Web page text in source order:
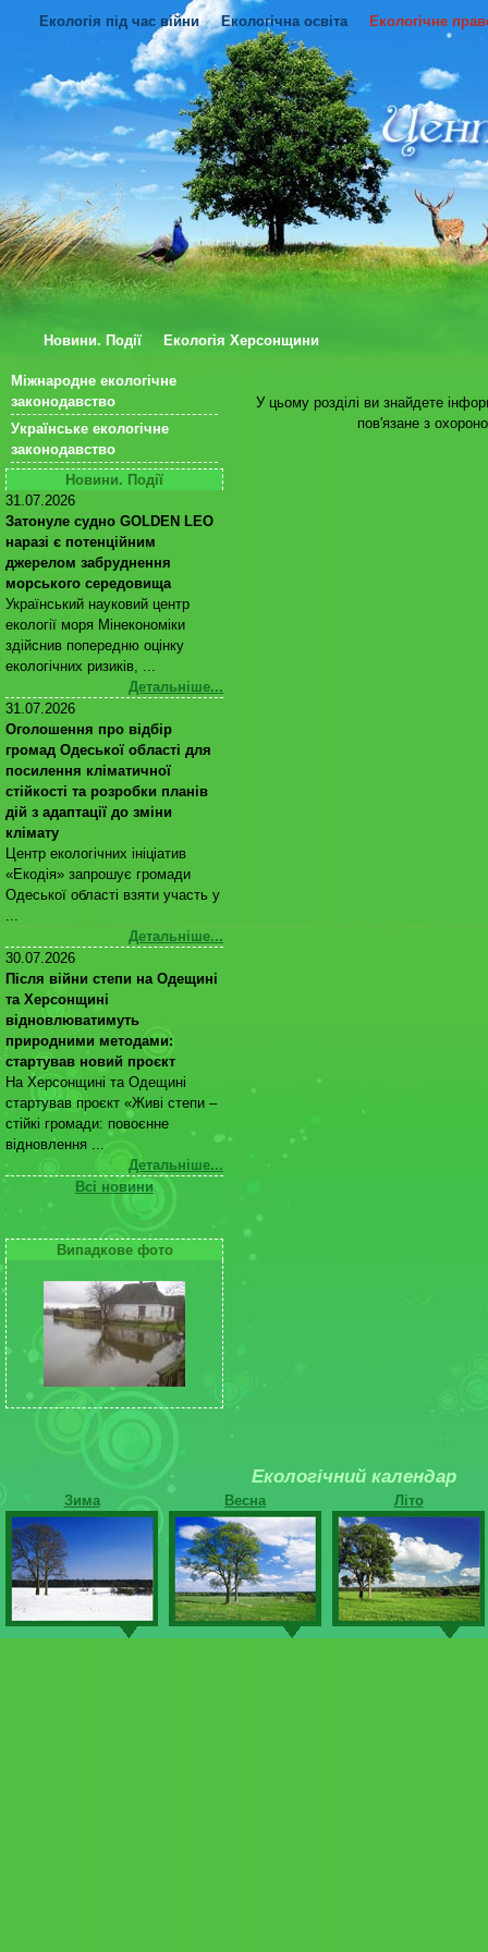
Екологія під час війни Екологічна освіта Екологічне
Новини. Події Екологія Херсонщини
Міжнародне екологічне
законодавство
Українське екологічне
законодавство
Новини. Події
31.07.2026
Затонуле судно GOLDEN LEO
наразі є потенційним
джерелом забруднення
морського середовища
Український науковий центр
екології моря Мінекономіки
здійснив попередню оцінку
екологічних ризиків, ...
Детальніше...
31.07.2026
Оголошення про відбір
громад Одеської області для
посилення кліматичної
стійкості та розробки планів
дій з адаптації до зміни
клімату
Центр екологічних ініціатив
«Екодія» запрошує громади
Одеської області взяти участь у
...
Детальніше...
30.07.2026
Після війни степи на Одещині
та Херсонщині
відновлюватимуть
природними методами:
стартував новий проєкт
На Херсонщині та Одещині
стартував проєкт «Живі степи –
стійкі громади: повоєнне
відновлення ...
Детальніше...
Всі новини
Випадкове фото
У цьому розділі ви знайдете
пов'язане з
Екологічний календар
Зима Весна Літо